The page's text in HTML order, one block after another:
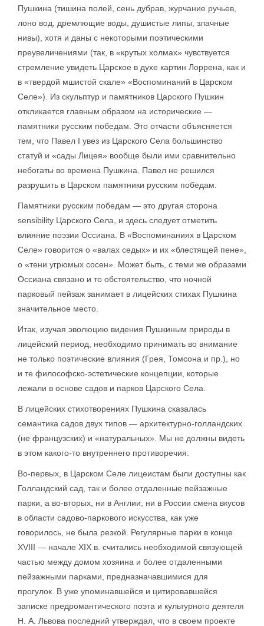
Пушкина (тишина полей, сень дубрав, журчание ручьев,
лоно вод, дремлющие воды, душистые липы, злачные
нивы), хотя и даны с некоторыми поэтическими
преувеличениями (так, в «крутых холмах» чувствуется
стремление увидеть Царское в духе картин Лоррена, как и
в «твердой мшистой скале» «Воспоминаний в Царском
Селе»). Из скульптур и памятников Царского Пушкин
откликается главным образом на исторические —
памятники русским победам. Это отчасти объясняется
тем, что Павел I увез из Царского Села большинство
статуй и «сады Лицея» вообще были ими сравнительно
небогаты во времена Пушкина. Павел не решился
разрушить в Царском памятники русским победам.
Памятники русским победам — это другая сторона
sensibility Царского Села, и здесь следует отметить
влияние поэзии Оссиана. В «Воспоминаниях в Царском
Селе» говорится о «валах седых» и их «блестящей пене»,
о «тени угрюмых сосен». Может быть, с теми же образами
Оссиана связано и то обстоятельство, что ночной
парковый пейзаж занимает в лицейских стихах Пушкина
значительное место.
Итак, изучая эволюцию видения Пушкиным природы в
лицейский период, необходимо принимать во внимание
не только поэтические влияния (Грея, Томсона и пр.), но
и те философско-эстетические концепции, которые
лежали в основе садов и парков Царского Села.
В лицейских стихотворениях Пушкина сказалась
семантика садов двух типов — архитектурно-голландских
(не французских) и «натуральных». Мы не должны видеть
в этом какого-то внутреннего противоречия.
Во-первых, в Царском Селе лицеистам были доступны как
Голландский сад, так и более отдаленные пейзажные
парки, а во-вторых, ни в Англии, ни в России смена вкусов
в области садово-паркового искусства, как уже
говорилось, не была резкой. Регулярные парки в конце
XVIII — начале XIX в. считались необходимой связующей
частью между домом хозяина и более отдаленными
пейзажными парками, предназначавшимися для
прогулок. В уже упоминавшейся и цитировавшейся
записке предромантического поэта и культурного деятеля
Н. А. Львова последний утверждал, что в своем проекте